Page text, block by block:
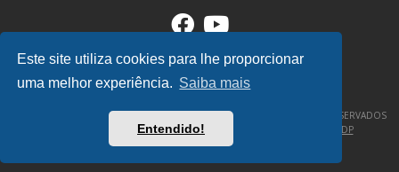
Este site utiliza cookies para lhe proporcionar
uma melhor experiência. Saiba mais
Entendido!
© COPYRIGHT 2020 – MG CLUBE DE PORTUGAL – TODOS OS DIREITOS RESERVADOS
POLÍTICA DE PRIVACIDADE / TERMOS E CONDIÇÕES DESIGNBY|DP